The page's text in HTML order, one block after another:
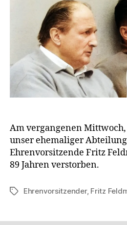
Am vergangenen Mittwoch,
unser ehemaliger
Ehrenvorsitzende Fritz
89 Jahren verstorben.
Schlagwörter
Ehrenvorsitzender, Fritz